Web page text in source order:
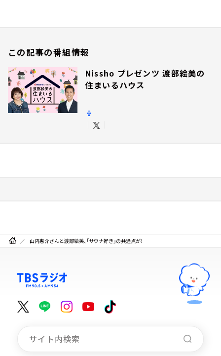
この記事の番組情報
Nissho プレゼンツ 渡部絵美の
住まいるハウス
山内惠介さんと渡部絵美、「サウナ好き」の共通点が！